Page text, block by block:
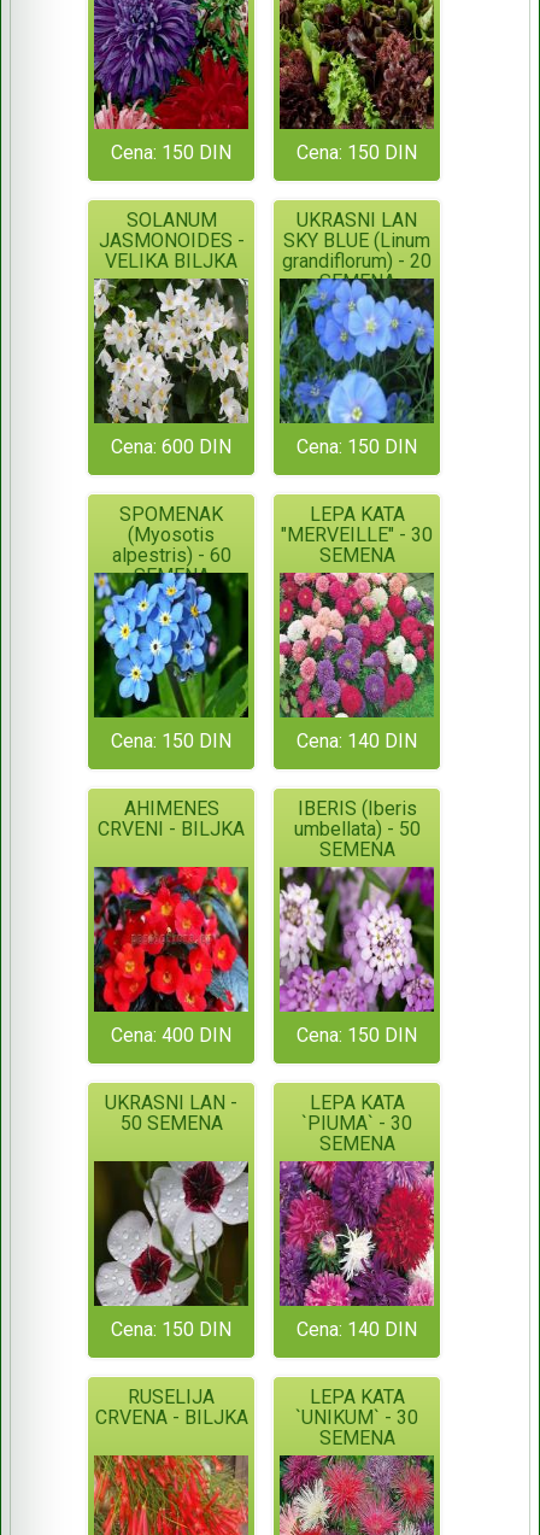
Cena: 150 DIN Cena: 150 DIN
SOLANUM
JASMONOIDES -
VELIKA BILJKA
Cena: 600 DIN
UKRASNI LAN
SKY BLUE (Linum
grandiflorum) - 20
SEMENA
Cena: 150 DIN
SPOMENAK
(Myosotis
alpestris) - 60
SEMENA
Cena: 150 DIN
LEPA KATA
"MERVEILLE" - 30
SEMENA
Cena: 140 DIN
AHIMENES
CRVENI - BILJKA
Cena: 400 DIN
IBERIS (Iberis
umbellata) - 50
SEMENA
Cena: 150 DIN
UKRASNI LAN -
50 SEMENA
Cena: 150 DIN
LEPA KATA
`PIUMA` - 30
SEMENA
Cena: 140 DIN
RUSELIJA
CRVENA - BILJKA
LEPA KATA
`UNIKUM` - 30
SEMENA